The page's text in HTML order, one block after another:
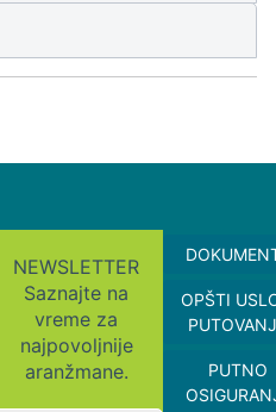
NEWSLETTER
Saznajte na
vreme za
najpovoljnije
aranžmane.
OPŠTI
PUTNO